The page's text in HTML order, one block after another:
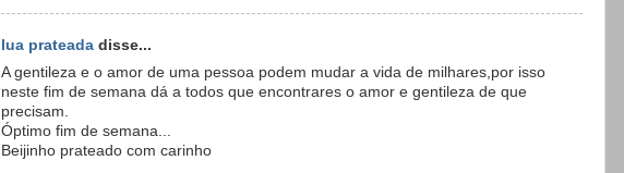
lua prateada disse...
A gentileza e o amor de uma pessoa podem mudar a vida de milhares,por isso
neste fim de semana dá a todos que encontrares o amor e gentileza de que
precisam.
Óptimo fim de semana...
Beijinho prateado com carinho